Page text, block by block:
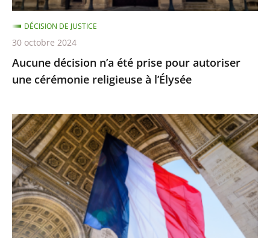
religieuse
à
l’Élysée
Aucune décision n’a été prise pour autoriser
une cérémonie religieuse à l’Élysée
DÉCISION DE JUSTICE
30 octobre 2024
Préjudices
liés
à
des
décisions
non
détachables